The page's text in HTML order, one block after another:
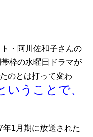
・阿川佐和子さんの
枠の水曜日ドラマが
のとは打って変わ
いうことで、
1月期に放送された